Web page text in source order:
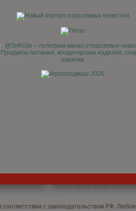
с законодательством РФ. Любое